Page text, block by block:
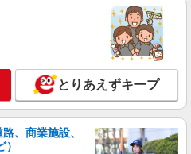
とりあえずキープ
、商業施設、